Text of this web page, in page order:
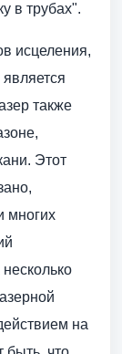
в трубах".
исцеления,
также
Этот
многих
на